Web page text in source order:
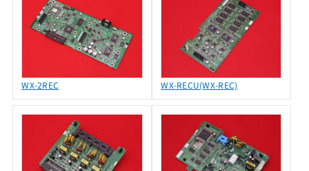
WX-2REC WX-RECU(WX-REC)